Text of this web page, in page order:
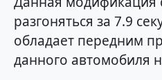
разгоняться за 7.9
обладает передним
данного автомобиля